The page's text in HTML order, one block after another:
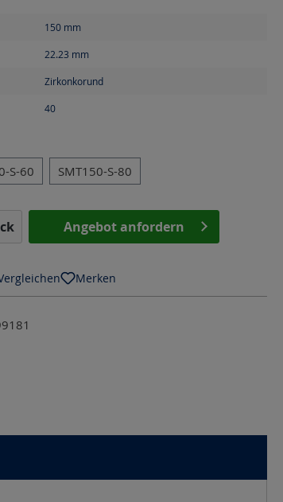
150 mm
22.23 mm
Zirkonkorund
40
S-60 SMT150-S-80
den gewünschten Wert
Angebot anfordern
Merken